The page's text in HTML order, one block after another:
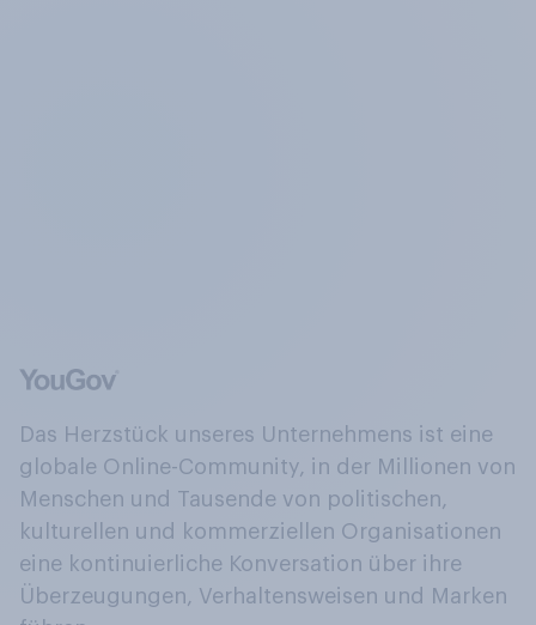
Das Herzstück unseres Unternehmens ist eine
globale Online-Community, in der Millionen von
Menschen und Tausende von politischen,
kulturellen und kommerziellen Organisationen
eine kontinuierliche Konversation über ihre
Überzeugungen, Verhaltensweisen und Marken